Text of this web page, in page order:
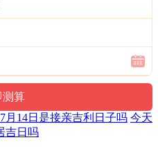
业 开仓 赴任 出行 见贵 求财
丙申 天贼 路空 天地
月14日是接亲吉利日子吗 今天
吉日吗